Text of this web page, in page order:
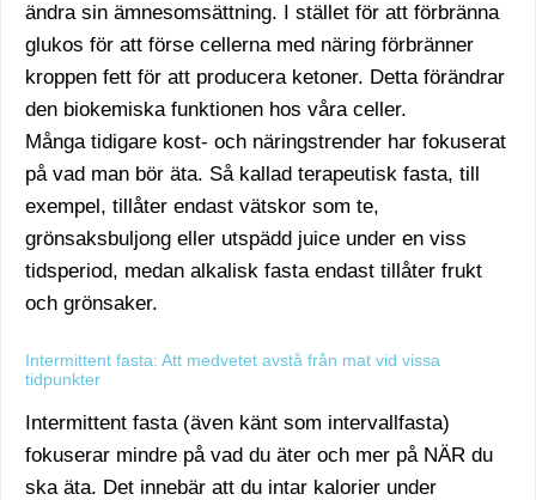
ändra sin ämnesomsättning. I stället för att förbränna
glukos för att förse cellerna med näring förbränner
kroppen fett för att producera ketoner. Detta förändrar
den biokemiska funktionen hos våra celler.
Många tidigare kost- och näringstrender har fokuserat
på vad man bör äta. Så kallad terapeutisk fasta, till
exempel, tillåter endast vätskor som te,
grönsaksbuljong eller utspädd juice under en viss
tidsperiod, medan alkalisk fasta endast tillåter frukt
och grönsaker.
Intermittent fasta: Att medvetet avstå från mat vid vissa
tidpunkter
Intermittent fasta (även känt som intervallfasta)
fokuserar mindre på vad du äter och mer på NÄR du
ska äta. Det innebär att du intar kalorier under